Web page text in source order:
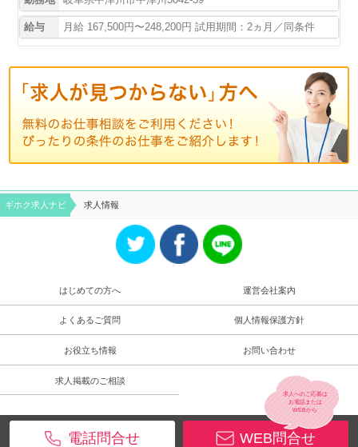
給与 月給 167,500円〜248,200円 試用期間：2ヵ月／同条件
ギホク求⼈ナビ 求人情報
はじめての方へ 運営会社案内
よくあるご質問 個人情報保護方針
お役立ち情報 お問い合わせ
求人掲載のご相談
求人へのご応募は
お電話または
WEBから
WEB問合せ
電話問合せ